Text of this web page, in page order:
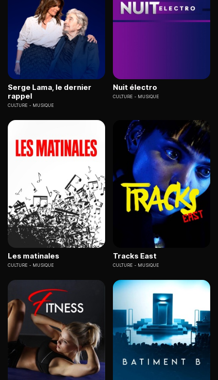
Serge Lama, le dernier
rappel
CULTURE MUSIQUE
Nuit électro
CULTURE MUSIQUE
Les matinales
CULTURE MUSIQUE
Tracks East
CULTURE MUSIQUE